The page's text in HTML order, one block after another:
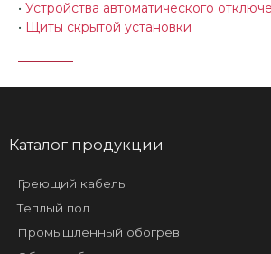
• Устройства автоматического
• Щиты скрытой установки
Каталог продукции
Греющий кабель
Теплый пол
Промышленный обогрев